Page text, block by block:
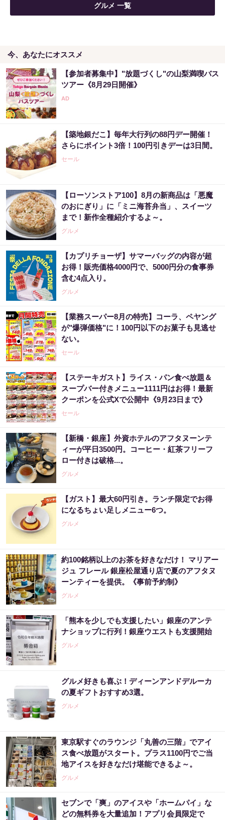
グルメ 一覧
今、あなたにオススメ
【参加者募集中】"放題づくし"の山梨満喫バス
ツアー《8月29日開催》
【築地銀だこ】毎年大行列の88円デー開催！
さらにポイント3倍！100円引きデーは3日間。
セール
【ローソンストア100】8月の新商品は「悪魔
のおにぎり」に「ミニ海苔弁当」、スイーツ
まで！新作全種紹介するよ～。
グルメ
【カプリチョーザ】サマーバッグの内容が超
お得！販売価格4000円で、5000円分の食事券
含む4点入り。
グルメ
【業務スーパー8月の特売】コーラ、ペヤング
が"爆弾価格"に！100円以下のお菓子も見逃せ
ない。
セール
【ステーキガスト】ライス・パン食べ放題＆
スープバー付きメニュー1111円はお得！最新
クーポンを公式Xで公開中《9月23日まで》
セール
【新橋・銀座】外資ホテルのアフタヌーンテ
ィーが平日3500円。コーヒー・紅茶フリーフ
ロー付きは破格...。
グルメ
【ガスト】最大60円引き。ランチ限定でお得
になるちょい足しメニュー6つ。
グルメ
約100銘柄以上のお茶を好きなだけ！ マリアー
ジュ フレール 銀座松屋通り店で夏のアフタヌ
ーンティーを提供。《事前予約制》
グルメ
「熊本を少しでも支援したい」銀座のアンテ
ナショップに行列！銀座ウエストも支援開始
グルメ
グルメ好きも喜ぶ！ディーンアンドデルーカ
の夏ギフトおすすめ3選。
グルメ
東京駅すぐのラウンジ「丸善の三階」でアイ
ス食べ放題がスタート。プラス1100円でご当
地アイスを好きなだけ堪能できるよ～。
グルメ
セブンで「爽」のアイスや「ホームパイ」な
どの無料券を大量追加！アプリ会員限定で